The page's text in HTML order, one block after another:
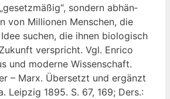
son­dern abhän­
von Mil­lio­nen Men­schen, die
suchen, die ihnen bio­lo­gisch
ver­spricht. Vgl. Enri­co
und moder­ne Wis­sen­schaft.
– Marx. Über­setzt und ergänzt
Leip­zig 1895. S. 67, 169; Ders.: